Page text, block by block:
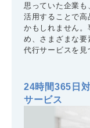
思っていた企業も
活用することで高
かもしれません。
め、さまざまな要
代行サービスを見
24時間365日
サービス